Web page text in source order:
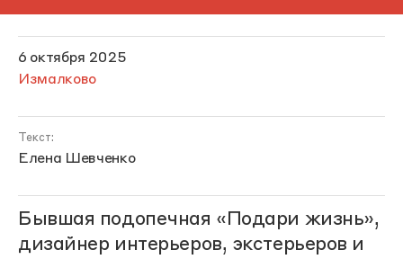
6 октября 2025
Измалково
Текст:
Елена Шевченко
Бывшая подопечная «Подари жизнь»,
дизайнер интерьеров, экстерьеров и